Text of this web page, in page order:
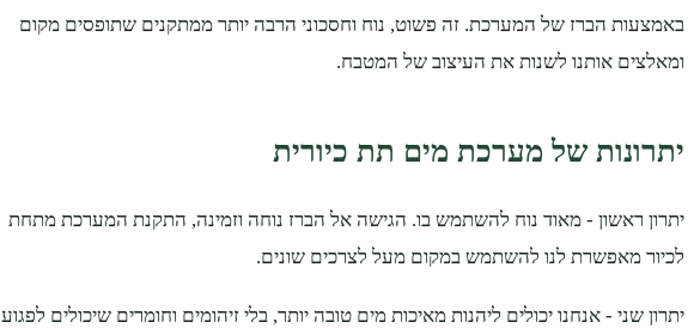
באמצעות הברז של המערכת. זה פשוט, נוח וחסכוני הרבה יותר ממתקנים שתופסים מקום
ומאלצים אותנו לשנות את העיצוב של המטבח.
יתרונות של מערכת מים תת כיורית
יתרון ראשון - מאוד נוח להשתמש בו. הגישה אל הברז נוחה וזמינה, התקנת המערכת מתחת
לכיור מאפשרת לנו להשתמש במקום מעל לצרכים שונים.
יתרון שני - אנחנו יכולים ליהנות מאיכות מים טובה יותר, בלי זיהומים וחומרים שיכולים לפגוע